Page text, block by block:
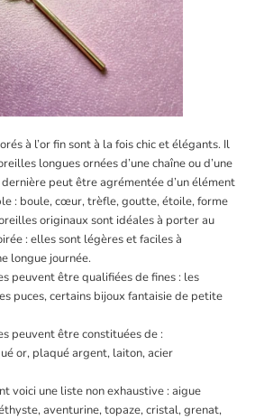
à l’or fin sont à la fois chic et élégants. Il
longuesornées d’une chaîne ou d’une
peut être agrémentée d’un élément
: boule, cœur, trèfle, goutte, étoile, forme
originauxsont idéales à porter au
: elles sont légères et faciles à
longue journée.
peuvent être qualifiées de fines : les
puces, certains bijoux fantaisiede petite
peuvent être constituées de :
or, plaqué argent, laiton, acier
voici une liste non exhaustive : aigue
aventurine, topaze, cristal, grenat,